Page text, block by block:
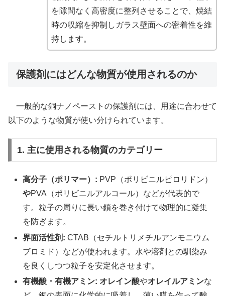
を隙間なく高密度に整列させることで、焼結
時の収縮を抑制しガラス壁面への密着性を維
持します。
保護剤にはどんな物質が使用されるのか
一般的な銅ナノペーストの保護剤には、用途に合わせて
以下のような物質が使い分けられています。
1. 主に使用される物質のカテゴリー
高分子（ポリマー）: PVP（ポリビニルピロリドン）
やPVA（ポリビニルアルコール）などが代表的で
す。粒子の周りに長い鎖を巻き付けて物理的に凝集
を防ぎます。
界面活性剤: CTAB（セチルトリメチルアンモニウム
ブロミド）などが使われます。水や溶剤との馴染み
を良くしつつ粒子を安定化させます。
有機酸・有機アミン: オレイン酸やオレイルアミンな